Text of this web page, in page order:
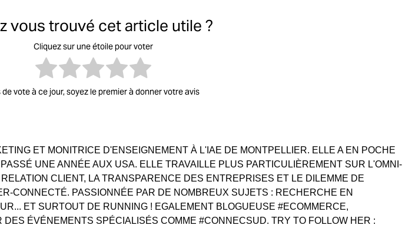
vous trouvé cet article utile ?
Cliquez sur une étoile pour voter
de vote à ce jour, soyez le premier à donner votre avis
ET MONITRICE D'ENSEIGNEMENT À L'IAE DE MONTPELLIER. ELLE A EN POCHE
UNE ANNÉE AUX USA. ELLE TRAVAILLE PLUS PARTICULIÈREMENT SUR L'OMNI-
CLIENT, LA TRANSPARENCE DES ENTREPRISES ET LE DILEMME DE
CONNECTÉ. PASSIONNÉE PAR DE NOMBREUX SUJETS : RECHERCHE EN
ET SURTOUT DE RUNNING ! EGALEMENT BLOGUEUSE #ECOMMERCE,
ÉVÉNEMENTS SPÉCIALISÉS COMME #CONNECSUD. TRY TO FOLLOW HER :